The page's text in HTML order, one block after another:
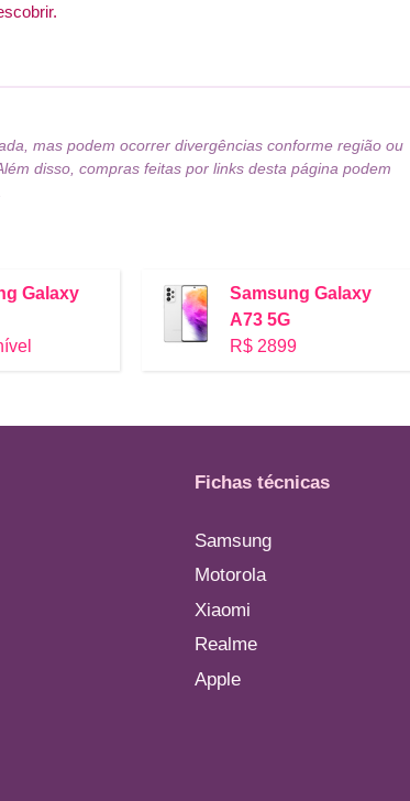
mas podem ocorrer divergências conforme região ou
disso, compras feitas por links desta página podem
Galaxy
Samsung Galaxy
A73 5G
R$ 2899
Fichas técnicas
Samsung
Motorola
Xiaomi
Realme
Apple